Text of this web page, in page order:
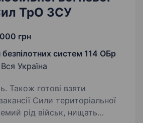
ТрО ЗСУ
грн
систем 114 ОБр
Вся Україна
Також готові взяти
рід військ, нищать